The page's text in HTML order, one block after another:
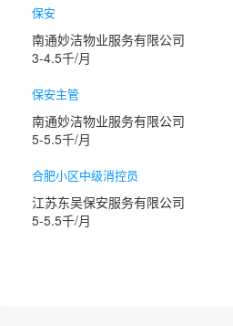
保安
南通妙洁物业服务有限公司
3-4.5千/月
保安主管
南通妙洁物业服务有限公司
5-5.5千/月
合肥小区中级消控员
江苏东吴保安服务有限公司
5-5.5千/月